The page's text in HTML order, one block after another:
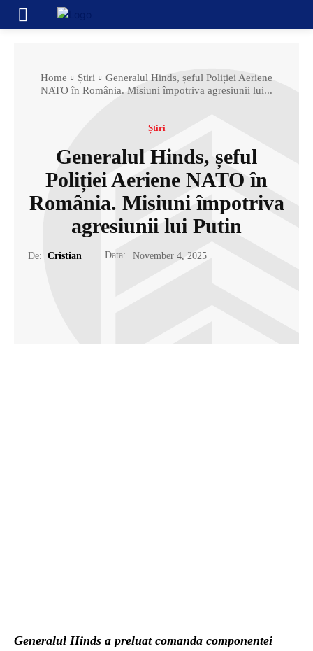
Home Știri
Generalul Hinds, șeful Poliției Aeriene
NATO în România. Misiuni împotriva agresiunii lui...
Știri
Generalul Hinds, șeful
Poliției Aeriene NATO în
România. Misiuni împotriva
agresiunii lui Putin
De: Cristian Data: November 4, 2025
Generalul Hinds a preluat comanda componentei